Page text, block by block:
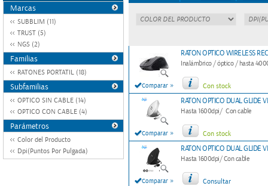
Marcas
SUBBLIM (11)
TRUST (5)
NGS (2)
Familias
RATONES PORTATIL (18)
Subfamilias
OPTICO SIN CABLE (14)
OPTICO CON CABLE (4)
Parámetros
Color del Producto
Dpi(Puntos Por Pulgada)
Comparar »
RATON OPTICO WIRELESS
Inalámbrico / óptico / hasta
Con stock
Comparar »
RATON OPTICO DUAL GLIDE
Hasta 1600dpi/ Con cable
Con stock
Comparar »
RATON OPTICO DUAL GLIDE
Hasta 1600dpi/ Con cable
Consultar